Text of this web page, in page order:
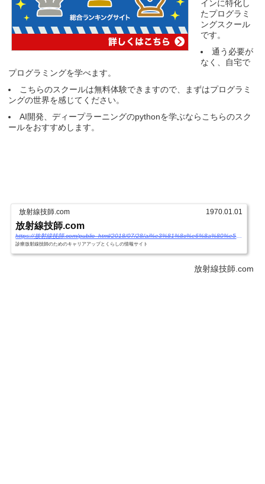
インに特化し
たプログラミ
ングスクール
です。
通う必要が
なく、自宅で
プログラミングを学べます。
こちらのスクールは無料体験できますので、まずはプログラミ
ングの世界を感じてください。
AI開発、ディープラーニングのpythonを学ぶならこちらのスク
ールをおすすめします。
放射線技師.com 1970.01.01
放射線技師.com
https://放射線技師.com/public_html/2018/07/28/ai%e3%81%8c%e6%8a%80%e5%b8%ab%e3%82%92%e6%8e%92%e9%99%a4%e3%81%99%e3%82%8b%ef%bc%81%ef%bc%9f%e3%80%80%e7%94%bb%e5%83%8f%e8%a8%ba%e6%96%ad%e3%81%ae%e8%a1%8c%e3%81%8d%e7%9d%80%e3%81%8f%e5%85%88%e3%81%af/
診療放射線技師のためのキャリアアップとくらしの情報サイト
放射線技師.com